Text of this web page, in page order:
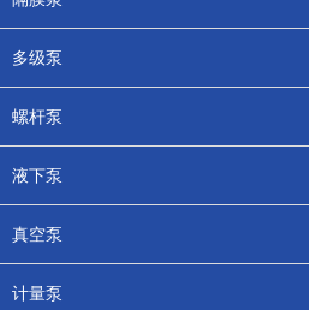
多级泵
螺杆泵
液下泵
真空泵
计量泵